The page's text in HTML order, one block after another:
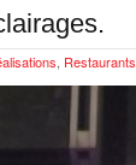
, Restaurants